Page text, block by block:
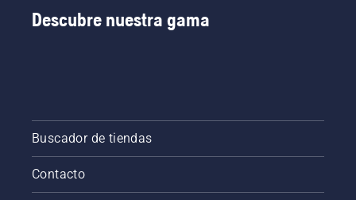
por
nombre
de Tools
Descubre nuestra gama
Buscador de tiendas
Contacto